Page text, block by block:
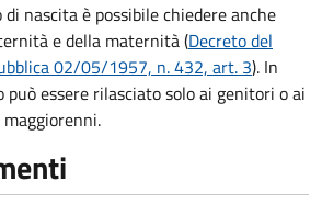
nascita è possibile chiedere anche
e della maternità (Decreto del
02/05/1957, n. 432, art. 3). In
essere rilasciato solo ai genitori o ai